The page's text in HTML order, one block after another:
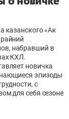
казанского «Ак
набравший в
КХЛ.
новичка
эпизоды
с
для себя сезоне